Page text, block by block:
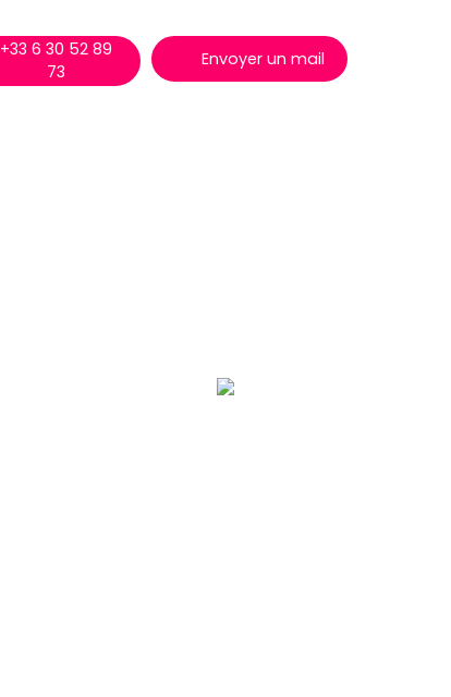
+33 6 30 52 89
73
Envoyer un mail